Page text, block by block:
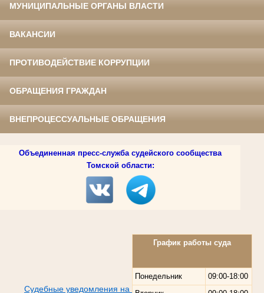
МУНИЦИПАЛЬНЫЕ ОРГАНЫ ВЛАСТИ
ВАКАНСИИ
ПРОТИВОДЕЙСТВИЕ КОРРУПЦИИ
ОБРАЩЕНИЯ ГРАЖДАН
ВНЕПРОЦЕССУАЛЬНЫЕ ОБРАЩЕНИЯ
Объединенная пресс-служба судейского сообщества
Томской области:
График работы суда
Понедельник
09:00-18:00
Судебные уведомления на